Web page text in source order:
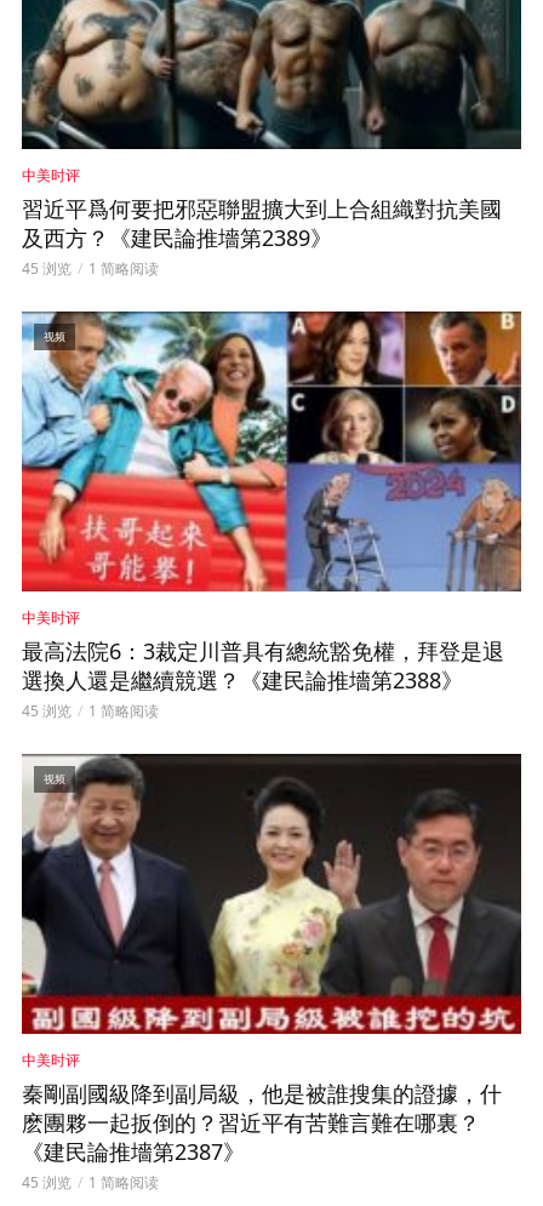
中美时评
習近平爲何要把邪惡聯盟擴大到上合組織對抗美國
及西方？《建民論推墻第2389》
45 浏览 1 简略阅读
视频
中美时评
最高法院6：3裁定川普具有總統豁免權，拜登是退
選換人還是繼續競選？《建民論推墻第2388》
45 浏览 1 简略阅读
视频
中美时评
秦剛副國級降到副局級，他是被誰搜集的證據，什
麽團夥一起扳倒的？習近平有苦難言難在哪裏？
《建民論推墻第2387》
45 浏览 1 简略阅读